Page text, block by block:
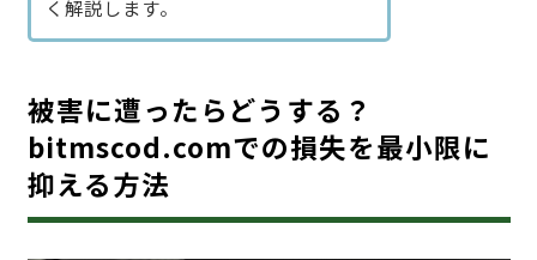
く解説します。
被害に遭ったらどうする？
bitmscod.comでの損失を最小限に
抑える方法